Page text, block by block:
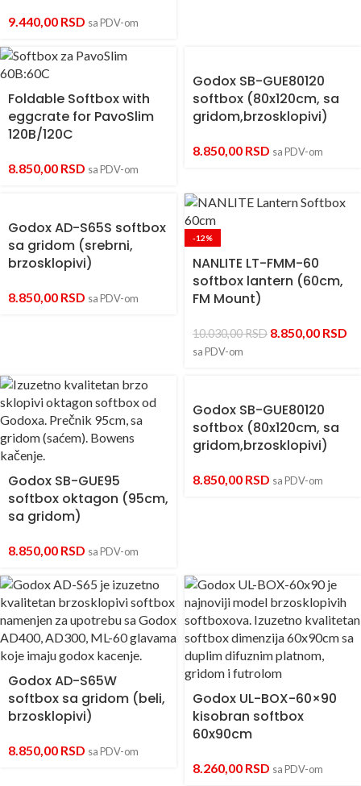
9.440,00 RSD sa PDV-om
Foldable Softbox with
eggcrate for PavoSlim
120B/120C
8.850,00 RSD sa PDV-om
Godox SB-GUE80120
softbox (80x120cm, sa
gridom,brzosklopivi)
8.850,00 RSD sa PDV-om
Godox AD-S65S softbox
sa gridom (srebrni,
brzosklopivi)
8.850,00 RSD sa PDV-om
-12%
NANLITE LT-FMM-60
softbox lantern (60cm,
FM Mount)
10.030,00RSD 8.850,00 RSD
sa PDV-om
Godox SB-GUE95
softbox oktagon (95cm,
sa gridom)
8.850,00 RSD sa PDV-om
Godox SB-GUE80120
softbox (80x120cm, sa
gridom,brzosklopivi)
8.850,00 RSD sa PDV-om
Godox AD-S65W
softbox sa gridom (beli,
brzosklopivi)
8.850,00 RSD sa PDV-om
Godox UL-BOX-60×90
kisobran softbox
60x90cm
8.260,00 RSD sa PDV-om